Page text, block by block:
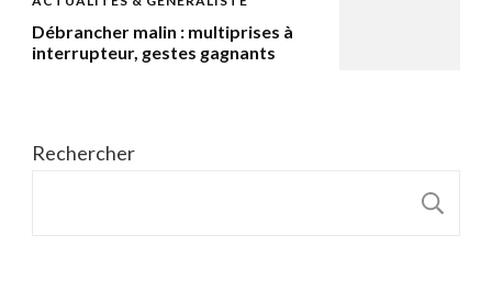
Débrancher malin : multiprises à
interrupteur, gestes gagnants
Rechercher